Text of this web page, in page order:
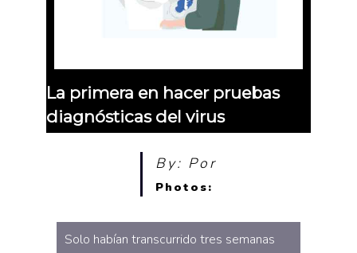
La primera en hacer pruebas
diagnósticas del virus
By: Por
Photos:
Solo habían transcurrido tres semanas